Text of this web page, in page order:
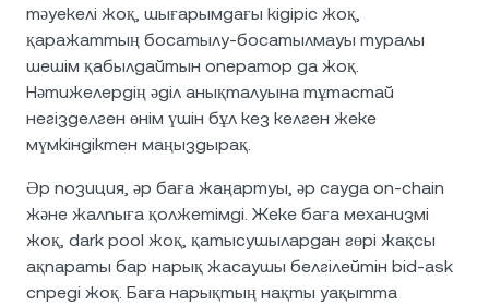
тәуекелі жоқ, шығарымдағы кідіріс жоқ,
қаражаттың босатылу-босатылмауы туралы
шешім қабылдайтын оператор да жоқ.
Нәтижелердің әділ анықталуына тұтастай
негізделген өнім үшін бұл кез келген жеке
мүмкіндіктен маңыздырақ.
Әр позиция, әр баға жаңартуы, әр сауда on-chain
және жалпыға қолжетімді. Жеке баға механизмі
жоқ, dark pool жоқ, қатысушылардан гөрі жақсы
ақпараты бар нарық жасаушы белгілейтін bid-ask
спреді жоқ. Баға нарықтың нақты уақытта